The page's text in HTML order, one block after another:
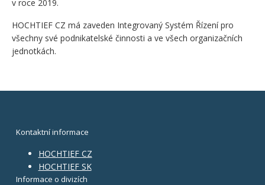
v roce 2019.
HOCHTIEF CZ má zaveden Integrovaný Systém Řízení pro
všechny své podnikatelské činnosti a ve všech organizačních
jednotkách.
Kontaktní informace
HOCHTIEF CZ
HOCHTIEF SK
Informace o divizích